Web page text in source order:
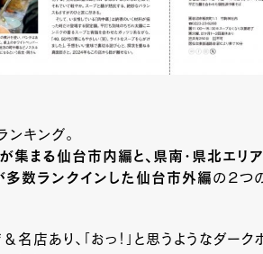
ンキング。
集まる仙台市内編と、県南・県北エリ
数ランクインした仙台市外編の２つ
店あり、「おっ！」と思うようなダーク